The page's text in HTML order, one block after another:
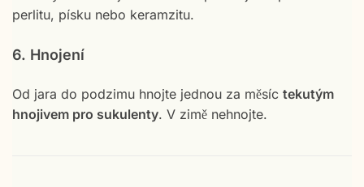
perlitu, písku nebo keramzitu.
6. Hnojení
Od jara do podzimu hnojte jednou za měsíc tekutým
hnojivem pro sukulenty. V zimě nehnojte.